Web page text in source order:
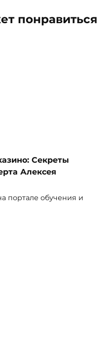
понравиться
Секреты
Алексея
портале обучения и